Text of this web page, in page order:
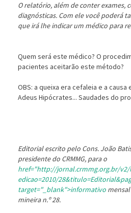
O relatório, além de conter exames,
diagnósticas. Com ele você poderá
que irá lhe indicar um médico para
Quem será este médico? O
pacientes aceitarão este método?
OBS: a queixa era cefaleia e a causa
Adeus Hipócrates... Saudades do
Editorial escrito pelo Cons. João
presidente do CRMMG, para o
href="http://jornal.crmmg.org.br/v2/
edicao=2010/
target="_blank">informativo
mineira n.º 28.